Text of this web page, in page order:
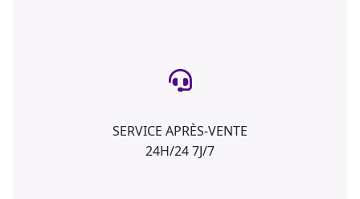
SERVICE APRÈS-VENTE
24H/24 7J/7